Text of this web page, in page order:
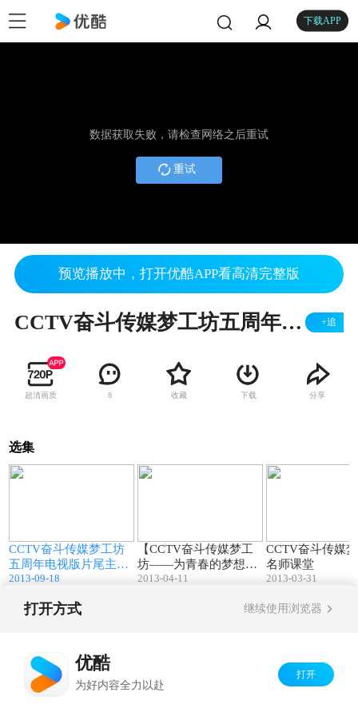
下载APP
数据获取失败，请检查网络之后重试
重试
预览播放中，打开优酷APP看高清完整版
CCTV奋斗传媒梦工坊五周年电视版片尾主题歌《致青春》 +追
超清画质 8 收藏 下载 分享
选集
CCTV奋斗传媒梦工坊
五周年电视版片尾主题
歌《致青春》
2013-09-18
【CCTV奋斗传媒梦工
坊——为青春的梦想代
言】
2013-04-11
CCTV奋斗传媒
名师课堂
2013-03-31
打开方式 继续使用浏览器
优酷
为好内容全力以赴
打开